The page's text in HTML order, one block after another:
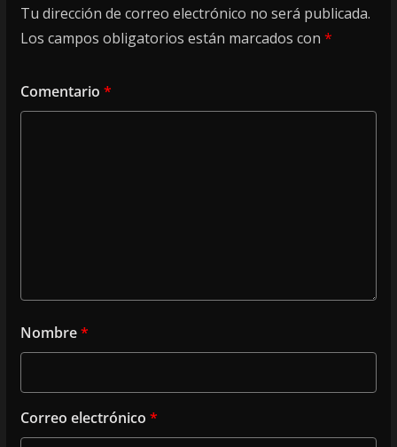
Tu dirección de correo electrónico no será publicada.
Los campos obligatorios están marcados con *
Comentario *
Nombre*
Correo electrónico *